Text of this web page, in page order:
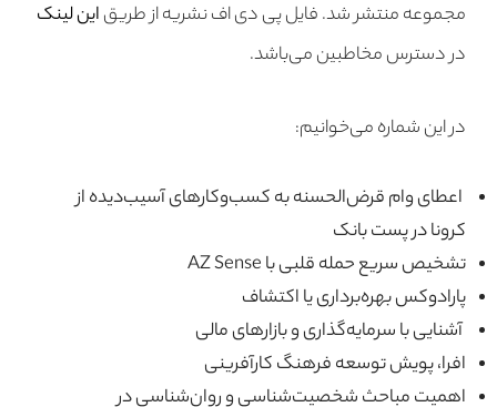
مجموعه منتشر شد. فایل پی دی اف نشریه از طریقاین لینک
در دسترس مخاطبین می‌باشد.
در این شماره می‌خوانیم:
اعطای وام قرض‌الحسنه به کسب‌وکارهای آسیب‌دیده از
کرونا در پست بانک
تشخیص سریع حمله قلبی با AZ Sense
پارادوکس بهره‌برداری یا اکتشاف
آشنایی با سرمایه‌گذاری و بازارهای مالی
افرا، پویش توسعه فرهنگ کارآفرینی
اهمیت مباحث شخصیت‌شناسی و روان‌شناسی در